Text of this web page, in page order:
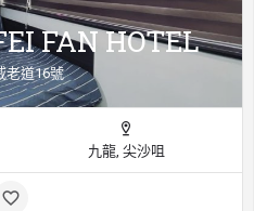
FAN HOTEL
老道16號
九龍, 尖沙咀